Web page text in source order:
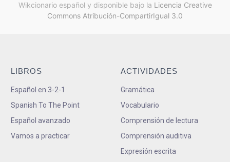
Wikcionario español y disponible bajo la Licencia Creative
Commons Atribución-CompartirIgual 3.0
LIBROS
Español en 3-2-1
Spanish To The Point
Español avanzado
Vamos a practicar
ACTIVIDADES
Gramática
Vocabulario
Comprensión de lectura
Comprensión auditiva
Expresión escrita